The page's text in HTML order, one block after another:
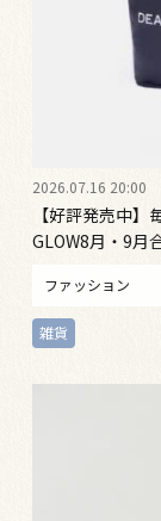
2026.07.16 20:00
【好評発売中】
GLOW8月・9月
ファッション
雑貨